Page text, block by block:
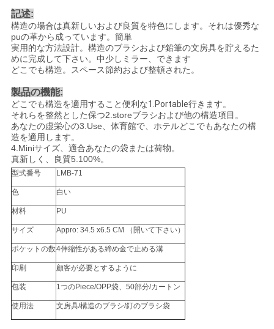
記述:
構造の場合は真新しいおよび良質を特色にします。それは優秀な
puの革から成っています。簡単
実用的な方法設計。構造のブラシおよび鉛筆の文房具を貯えるた
めに完成して下さい。中少しミラー、できます
どこでも構造。スペース節約および整頓された。
製品の機能:
どこでも構造を適用すること便利な1.Portable行きます。
それらを整然とした保つ2.storeブラシおよび他の構造項目。
あなたの虚栄心の3.Use、体育館で、ホテルどこでもあなたの構
造を適用します。
4.Miniサイズ、適合あなたの袋または荷物。
真新しく、良質5.100%。
型式番号 LMB-71
色 白い
材料 PU
サイズ Appro: 34.5 x6.5 CM （開いて下さい）
ポケットの数4伸縮性がある締め金で止める溝
印刷 顧客が必要とするように
包装 1つのPiece/OPP袋、50部分/カートン
使用法 文房具/構造のブラシ/釘のブラシ袋